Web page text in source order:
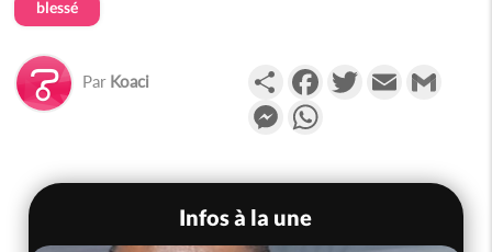
blessé
Par Koaci PartagerFacebookTwitterEmail
Messenger
Infos à la une